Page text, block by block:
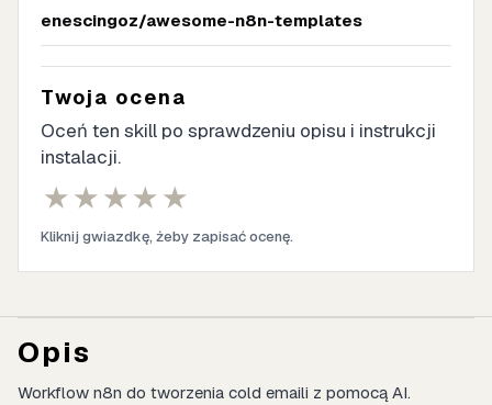
enescingoz/awesome-n8n-templates
Twoja ocena
Oceń ten skill po sprawdzeniu opisu i instrukcji
instalacji.
★ ★ ★ ★ ★
Kliknij gwiazdkę, żeby zapisać ocenę.
Opis
Workflow n8n do tworzenia cold emaili z pomocą AI.